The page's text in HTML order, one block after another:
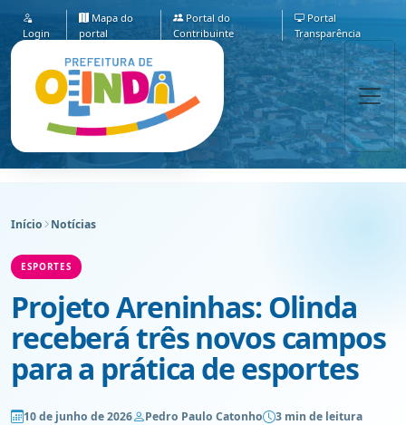
Login
Mapa do
portal
Portal do
Contribuinte
Portal
Transparência
Início Notícias
ESPORTES
Projeto Areninhas: Olinda
receberá três novos campos
para a prática de esportes
10 de junho de 2026 Pedro Paulo Catonho
3 min de leitura